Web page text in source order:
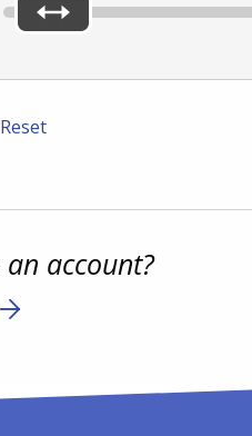
Reset
account?